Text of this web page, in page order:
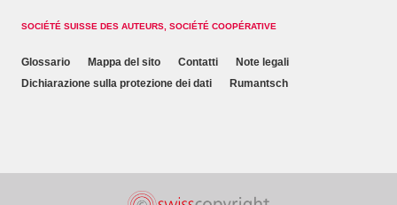
SOCIÉTÉ SUISSE DES AUTEURS, SOCIÉTÉ COOPÉRATIVE
Glossario Mappa del sito Contatti
Note legali
Dichiarazione sulla protezione dei dati
Rumantsch